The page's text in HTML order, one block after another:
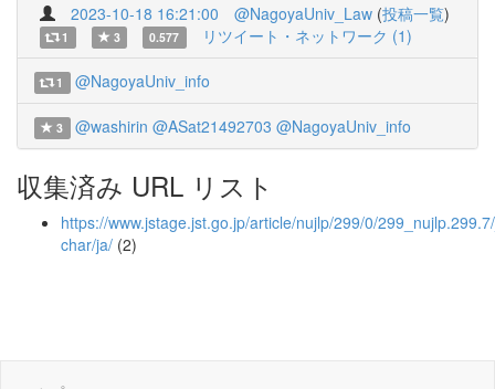
2023-10-18 16:21:00 @NagoyaUniv_Law (投稿一覧)
1 3 0.577 リツイート・ネットワーク (1)
1 @NagoyaUniv_info
3 @washirin @ASat21492703 @NagoyaUniv_info
収集済み URL リスト
https://www.jstage.jst.go.jp/article/nujlp/299/0/
char/ja/ (2)